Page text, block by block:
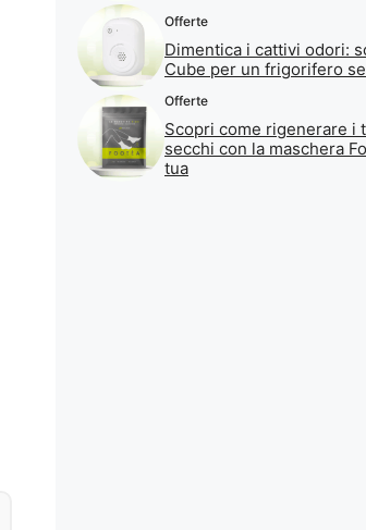
Offerte
Dimentica i cattivi odori:
Cube per un frigorifero
Offerte
Scopri come rigenerare i
secchi con la maschera
tua